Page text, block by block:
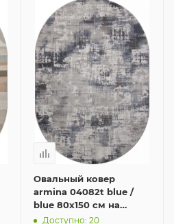
Овальный ковер
armina 04082t blue /
blue 80x150 см на
кухню
Доступно: 20